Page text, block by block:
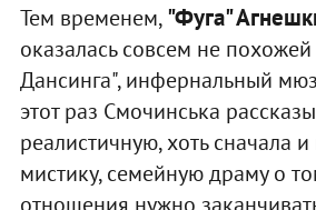
Тем временем,"Фуга"
оказалась совсем не
Дансинга", инфернальный
этот раз Смочинська
реалистичную, хоть сначала
мистику, семейную драму о
отношения нужно